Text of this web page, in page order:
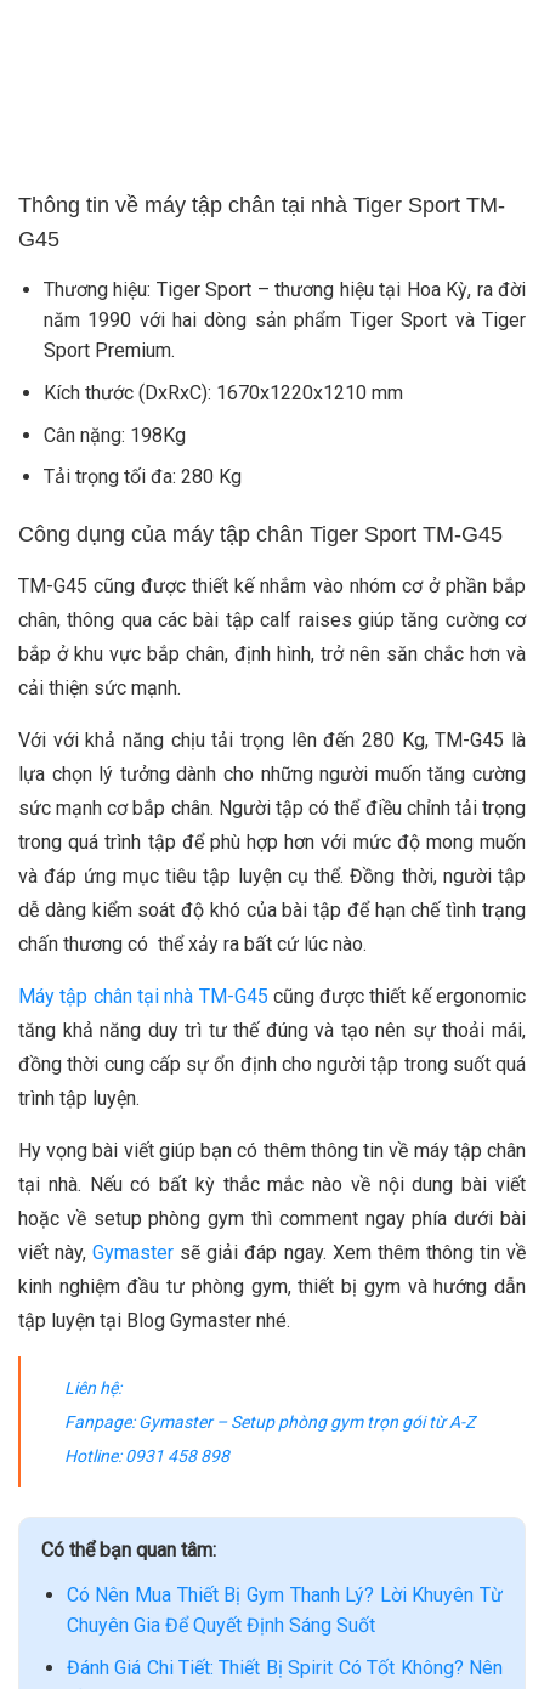
Thông tin về máy tập chân tại nhà Tiger Sport TM-
G45
Thương hiệu: Tiger Sport – thương hiệu tại Hoa Kỳ, ra đời
năm 1990 với hai dòng sản phẩm Tiger Sport và Tiger
Sport Premium.
Kích thước (DxRxC): 1670x1220x1210 mm
Cân nặng: 198Kg
Tải trọng tối đa: 280 Kg
Công dụng của máy tập chân Tiger Sport TM-G45
TM-G45 cũng được thiết kế nhắm vào nhóm cơ ở phần bắp
chân, thông qua các bài tập calf raises giúp tăng cường cơ
bắp ở khu vực bắp chân, định hình, trở nên săn chắc hơn và
cải thiện sức mạnh.
Với với khả năng chịu tải trọng lên đến 280 Kg, TM-G45 là
lựa chọn lý tưởng dành cho những người muốn tăng cường
sức mạnh cơ bắp chân. Người tập có thể điều chỉnh tải trọng
trong quá trình tập để phù hợp hơn với mức độ mong muốn
và đáp ứng mục tiêu tập luyện cụ thể. Đồng thời, người tập
dễ dàng kiểm soát độ khó của bài tập để hạn chế tình trạng
chấn thương có thể xảy ra bất cứ lúc nào.
Máy tập chân tại nhà TM-G45 cũng được thiết kế ergonomic
tăng khả năng duy trì tư thế đúng và tạo nên sự thoải mái,
đồng thời cung cấp sự ổn định cho người tập trong suốt quá
trình tập luyện.
Hy vọng bài viết giúp bạn có thêm thông tin về máy tập chân
tại nhà. Nếu có bất kỳ thắc mắc nào về nội dung bài viết
hoặc về setup phòng gym thì comment ngay phía dưới bài
viết này,Gymaster sẽ giải đáp ngay. Xem thêm thông tin về
kinh nghiệm đầu tư phòng gym, thiết bị gym và hướng dẫn
tập luyện tại Blog Gymaster nhé.
Liên hệ:
Fanpage: Gymaster – Setup phòng gym trọn gói từ A-Z
Hotline: 0931 458 898
Có thể bạn quan tâm:
Có Nên Mua Thiết Bị Gym Thanh Lý? Lời Khuyên Từ
Chuyên Gia Để Quyết Định Sáng Suốt
Đánh Giá Chi Tiết: Thiết Bị Spirit Có Tốt Không? Nên